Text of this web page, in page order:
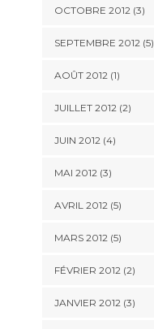
OCTOBRE 2012(3)
SEPTEMBRE 2012(5)
AOÛT 2012(1)
JUILLET 2012(2)
JUIN 2012(4)
MAI 2012(3)
AVRIL 2012(5)
MARS 2012(5)
FÉVRIER 2012(2)
JANVIER 2012(3)